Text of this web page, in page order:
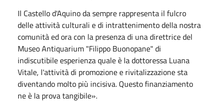
Il Castello d'Aquino da sempre rappresenta il fulcro
delle attività culturali e di intrattenimento della nostra
comunità ed ora con la presenza di una direttrice del
Museo Antiquarium "Filippo Buonopane" di
indiscutibile esperienza quale è la dottoressa Luana
Vitale, l'attività di promozione e rivitalizzazione sta
diventando molto più incisiva. Questo finanziamento
ne è la prova tangibile».